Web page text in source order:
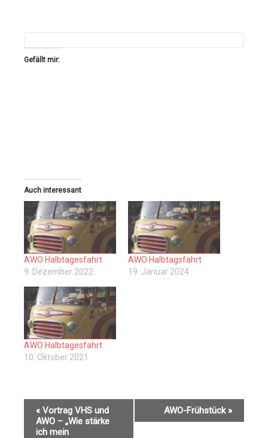
Gefällt mir:
Auch interessant
AWO Halbtagesfahrt
9. Dezember 2022
AWO Halbtagsfahrt
19. Januar 2024
AWO Halbtagesfahrt
10. Oktober 2021
V
« Vortrag VHS und
AWO – „Wie stärke
ich mein
AWO-Frühstück»